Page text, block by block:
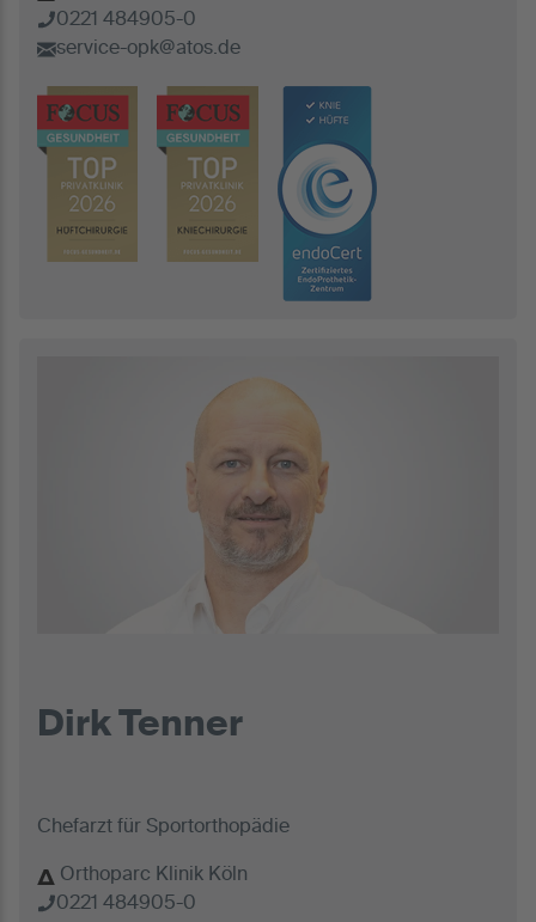
0221 484905-0
service-opk@atos.de
Dirk Tenner
Chefarzt für Sportorthopädie
Orthoparc Klinik Köln
0221 484905-0